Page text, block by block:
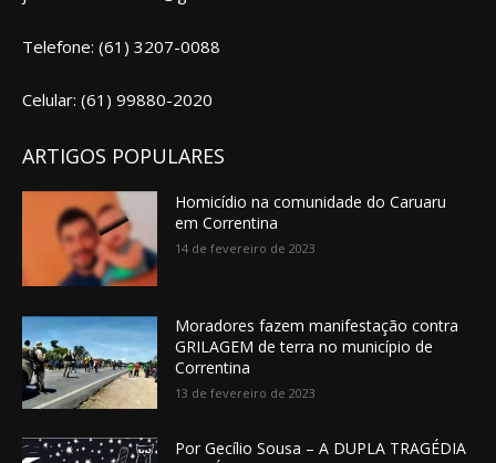
Telefone: (61) 3207-0088
Celular: (61) 99880-2020
ARTIGOS POPULARES
Homicídio na comunidade do Caruaru
em Correntina
14 de fevereiro de 2023
Moradores fazem manifestação contra
GRILAGEM de terra no município de
Correntina
13 de fevereiro de 2023
Por Gecílio Sousa – A DUPLA TRAGÉDIA